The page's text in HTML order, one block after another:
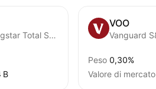
Vanguard Morningstar Total Stock Market ETF
B‬
VOO
Vanguard
Peso 0,30%
Valore di mercato